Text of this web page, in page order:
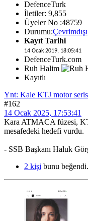
DefenceTurk
İletiler: 9,855
Üyeler No :48759
Durumu:Çevrimdışı
Kayıt Tarihi
14 Ocak 2019, 18:05:41
DefenceTurk.com
Ruh Halim
Kayıtlı
Ynt: Kale KTJ motor
#162
14 Ocak 2025, 17:53:41
Kara ATMACA füzesi,
mesafedeki hedefi vurdu.
- SSB Başkanı Haluk
2 kişi bunu beğendi.